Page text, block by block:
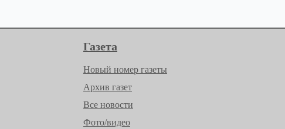
Газета
Новый номер газеты
Архив газет
Все новости
Фото/видео